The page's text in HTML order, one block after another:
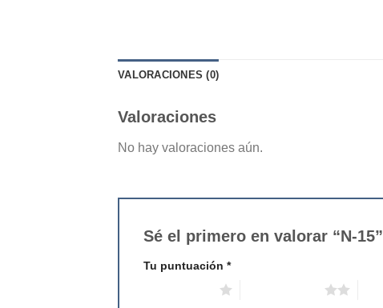
VALORACIONES (0)
Valoraciones
No hay valoraciones aún.
Sé el primero en valorar “N-15”
Tu puntuación *